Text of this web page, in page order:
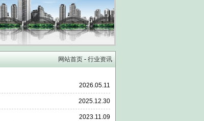
网站首页 - 行业资讯
2026.05.11
2025.12.30
2023.11.09